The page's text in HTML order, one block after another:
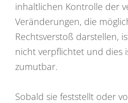
inhaltlichen Kontrolle der
Veränderungen, die
Rechtsverstoß darstellen,
nicht verpflichtet und dies
zumutbar.
Sobald sie feststellt oder